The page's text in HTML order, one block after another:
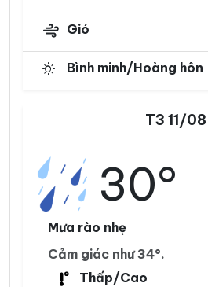
Gió
Bình minh/Hoàng hôn
T3 11/08
30°
Mưa rào nhẹ
Cảm giác như 34°.
Thấp/Cao